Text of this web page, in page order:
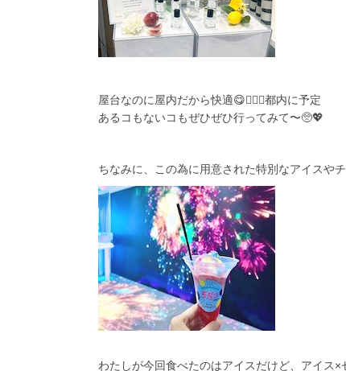
屋台なのに屋内だから快適😋👍🏻💕都内に予定
あるコもないコもぜひぜひ行ってみて〜🥺💖
ちなみに、この為に用意された特別なアイスや
わたしが今回食べたのはアイスだけど、アイ